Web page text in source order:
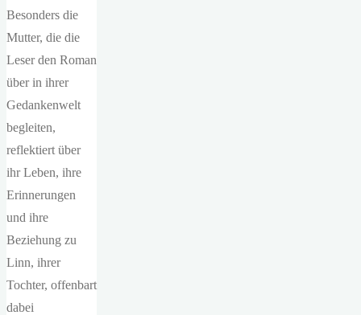
Besonders die
Mutter, die die
Leser den Roman
über in ihrer
Gedankenwelt
begleiten,
reflektiert über
ihr Leben, ihre
Erinnerungen
und ihre
Beziehung zu
Linn, ihrer
Tochter, offenbart
dabei